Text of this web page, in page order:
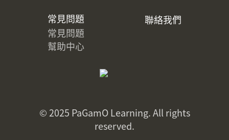
常見問題
常見問題
幫助中心
聯絡我們
© 2025 PaGamO Learning. All rights
reserved.